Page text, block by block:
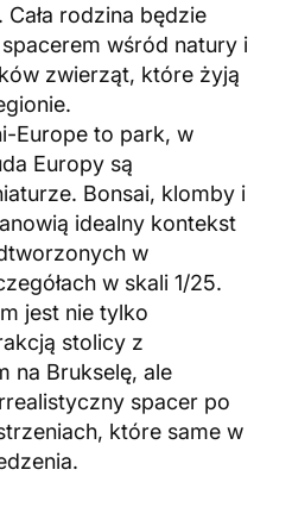
rodzina będzie
wśród natury i
zwierząt, które żyją
Europe to park, w
Europy są
Bonsai, klomby i
idealny kontekst
w
w skali 1/25.
jest nie tylko
stolicy z
na Brukselę, ale
spacer po
które same w